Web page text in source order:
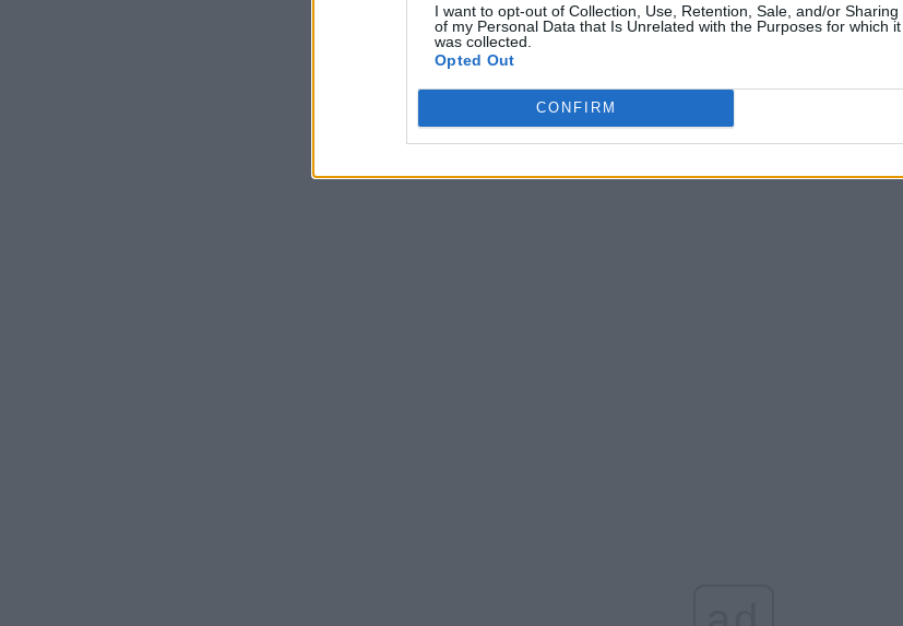
I want to opt-out of Collection, Use, Retention, Sale, and/or Sharing
of my Personal Data that Is Unrelated with the Purposes for which it
was collected.
Opted Out
CONFIRM